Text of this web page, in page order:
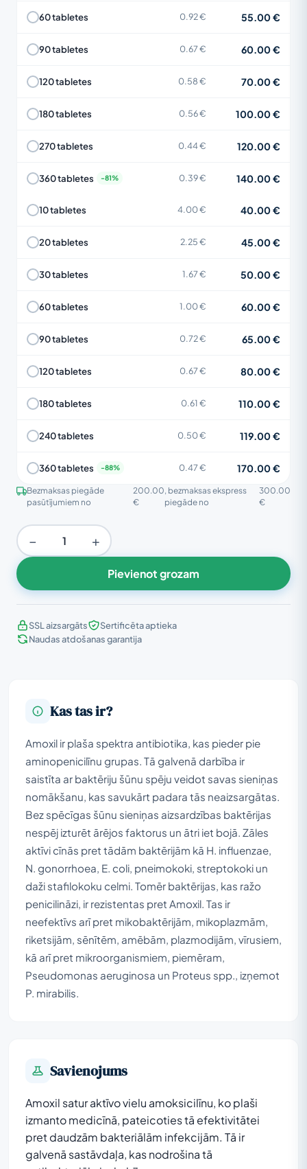
60 tabletes 0.92 € 55.00 €
90 tabletes 0.67 € 60.00 €
120 tabletes 0.58 € 70.00 €
180 tabletes 0.56 € 100.00 €
270 tabletes 0.44 € 120.00 €
360 tabletes 0.39 € 140.00 €
10 tabletes 4.00 € 40.00 €
20 tabletes 2.25 € 45.00 €
30 tabletes 1.67 € 50.00 €
60 tabletes 1.00 € 60.00 €
90 tabletes 0.72 € 65.00 €
120 tabletes 0.67 € 80.00 €
180 tabletes 0.61 € 110.00 €
240 tabletes 0.50 € 119.00 €
360 tabletes 0.47 € 170.00 €
Bezmaksas piegāde
pasūtījumiem no
200.00
€
, bezmaksas ekspress
piegāde no
300.00
€
− +
Pievienot grozam
SSL aizsargāts
Sertificēta aptieka
Naudas atdošanas garantija
Kas tas ir?
Amoxil ir plaša spektra antibiotika, kas pieder pie
aminopenicilīnu grupas. Tā galvenā darbība ir
saistīta ar baktēriju šūnu spēju veidot savas sieniņas
nomākšanu, kas savukārt padara tās neaizsargātas.
Bez spēcīgas šūnu sieniņas aizsardzības baktērijas
nespēj izturēt ārējos faktorus un ātri iet bojā. Zāles
aktīvi cīnās pret tādām baktērijām kā H. influenzae,
N. gonorrhoea, E. coli, pneimokoki, streptokoki un
daži stafilokoku celmi. Tomēr baktērijas, kas ražo
penicilināzi, ir rezistentas pret Amoxil. Tas ir
neefektīvs arī pret mikobaktērijām, mikoplazmām,
riketsijām, sēnītēm, amēbām, plazmodijām, vīrusiem,
kā arī pret mikroorganismiem, piemēram,
Pseudomonas aeruginosa un Proteus spp., izņemot
P. mirabilis.
Savienojums
Amoxil satur aktīvo vielu amoksicilīnu, ko plaši
izmanto medicīnā, pateicoties tā efektivitātei
pret daudzām bakteriālām infekcijām. Tā ir
galvenā sastāvdaļa, kas nodrošina tā